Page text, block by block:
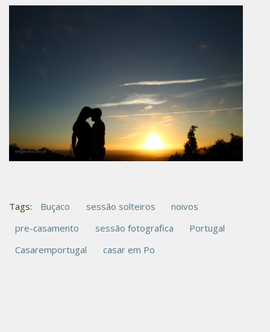
Tags: Buçaco sessão solteiros
noivos
pre-casamento
sessão fotografica
Portugal
Casaremportugal
casar em Po